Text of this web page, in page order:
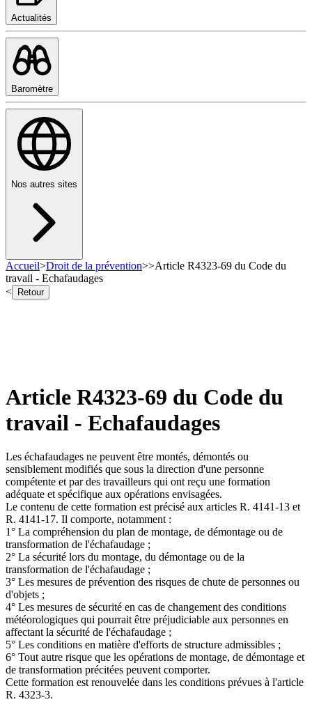
Actualités
Baromètre
Nos autres sites
Accueil>Droit de la prévention>>Article R4323-69 du Code du
travail - Echafaudages
<
Retour
Article R4323-69 du Code du
travail - Echafaudages
Les échafaudages ne peuvent être montés, démontés ou
sensiblement modifiés que sous la direction d'une personne
compétente et par des travailleurs qui ont reçu une formation
adéquate et spécifique aux opérations envisagées.
Le contenu de cette formation est précisé aux articles R. 4141-13 et
R. 4141-17. Il comporte, notamment :
1° La compréhension du plan de montage, de démontage ou de
transformation de l'échafaudage ;
2° La sécurité lors du montage, du démontage ou de la
transformation de l'échafaudage ;
3° Les mesures de prévention des risques de chute de personnes ou
d'objets ;
4° Les mesures de sécurité en cas de changement des conditions
météorologiques qui pourrait être préjudiciable aux personnes en
affectant la sécurité de l'échafaudage ;
5° Les conditions en matière d'efforts de structure admissibles ;
6° Tout autre risque que les opérations de montage, de démontage et
de transformation précitées peuvent comporter.
Cette formation est renouvelée dans les conditions prévues à l'article
R. 4323-3.